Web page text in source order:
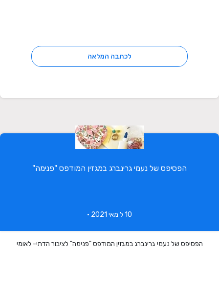
לכתבה המלאה
הפסיפס של נעמי גרינברג במגזין המודפס "פנימה"
הפסיפס של נעמי גרינברג במגזין המודפס "פנימה" לציבור הדתי- לאומי